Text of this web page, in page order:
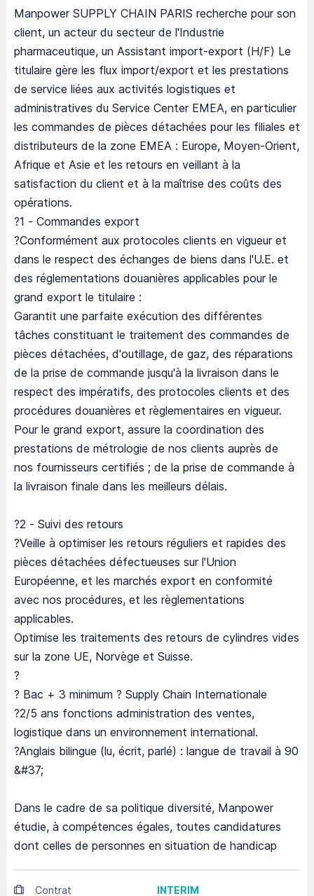
Manpower SUPPLY CHAIN PARIS recherche pour son
client, un acteur du secteur de l'Industrie
pharmaceutique, un Assistant import-export (H/F) Le
titulaire gère les flux import/export et les prestations
de service liées aux activités logistiques et
administratives du Service Center EMEA, en particulier
les commandes de pièces détachées pour les filiales et
distributeurs de la zone EMEA : Europe, Moyen-Orient,
Afrique et Asie et les retours en veillant à la
satisfaction du client et à la maîtrise des coûts des
opérations.
?1 - Commandes export
?Conformément aux protocoles clients en vigueur et
dans le respect des échanges de biens dans l'U.E. et
des réglementations douanières applicables pour le
grand export le titulaire :
Garantit une parfaite exécution des différentes
tâches constituant le traitement des commandes de
pièces détachées, d'outillage, de gaz, des réparations
de la prise de commande jusqu'à la livraison dans le
respect des impératifs, des protocoles clients et des
procédures douanières et règlementaires en vigueur.
Pour le grand export, assure la coordination des
prestations de métrologie de nos clients auprès de
nos fournisseurs certifiés ; de la prise de commande à
la livraison finale dans les meilleurs délais.
?2 - Suivi des retours
?Veille à optimiser les retours réguliers et rapides des
pièces détachées défectueuses sur l'Union
Européenne, et les marchés export en conformité
avec nos procédures, et les règlementations
applicables.
Optimise les traitements des retours de cylindres vides
sur la zone UE, Norvège et Suisse.
?
? Bac + 3 minimum ? Supply Chain Internationale
?2/5 ans fonctions administration des ventes,
logistique dans un environnement international.
?Anglais bilingue (lu, écrit, parlé) : langue de travail à 90
&#37;
Dans le cadre de sa politique diversité, Manpower
étudie, à compétences égales, toutes candidatures
dont celles de personnes en situation de handicap
Contrat INTERIM